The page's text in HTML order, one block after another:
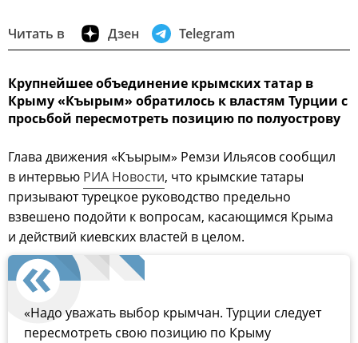
Читать в Дзен Telegram
Крупнейшее объединение крымских татар в
Крыму «Къырым» обратилось к властям Турции с
просьбой пересмотреть позицию по полуострову
Глава движения «Къырым» Ремзи Ильясов сообщил
в интервью РИА Новости, что крымские татары
призывают турецкое руководство предельно
взвешено подойти к вопросам, касающимся Крыма
и действий киевских властей в целом.
«Надо уважать выбор крымчан. Турции следует
пересмотреть свою позицию по Крыму